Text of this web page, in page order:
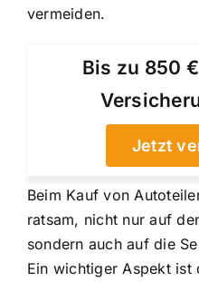
vermeiden.
Bis zu 850
Jetzt
Beim Kauf von
ratsam, nicht nur auf
sondern auch auf die
Ein wichtiger Aspekt ist